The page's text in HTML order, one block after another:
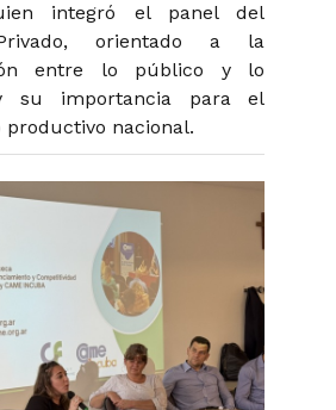
integró el panel del
orientado a la
entre lo público y lo
su importancia para el
productivo nacional.